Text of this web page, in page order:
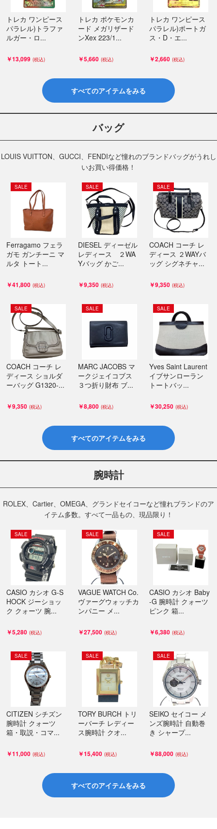
トレカ ワンピース
パラレル)トラファ
ルガー・ロ...
￥13,099
トレカ ポケモンカ
ード メガリザード
ンXex 223/1...
￥5,660
トレカ ワンピース
パラレル)ポートガ
ス・D・エ...
￥2,660
すべてのアイテムをみる
バッグ
LOUIS VUITTON、GUCCI、FENDIなど憧れのブランドバッグがうれし
いお買い得価格！
SALE
Ferragamo フェラ
ガモ ガンチーニ マ
ルタ トート...
￥41,800
SALE
DIESEL ディーゼル
レディース ２WA
Yバッグ かご...
￥9,350
SALE
COACH コーチ レ
ディース ２WAYバ
ッグ シグネチャ...
￥9,350
SALE
COACH コーチ レ
ディース ショルダ
ーバッグ G1320-...
￥9,350
SALE
MARC JACOBS マ
ークジェイコブス
３つ折り財布 ブ...
￥8,800
SALE
Yves Saint Laurent
イブサンローラン
トートバッ...
￥30,250
すべてのアイテムをみる
腕時計
ROLEX、Cartier、OMEGA、グランドセイコーなど憧れブランドのア
イテム多数。すべて一品もの、現品限り！
SALE
CASIO カシオ G-S
HOCK ジーショッ
ク クォーツ 腕...
￥5,280
SALE
VAGUE WATCH Co.
ヴァーグウォッチカ
ンパニー メ...
￥27,500
SALE
CASIO カシオ Baby
-G 腕時計 クォーツ
ピンク 箱...
￥6,380
SALE
CITIZEN シチズン
腕時計 クォーツ
箱・取説・コマ...
￥11,000
SALE
TORY BURCH トリ
ーバーチ レディー
ス腕時計 クオ...
￥15,400
SALE
SEIKO セイコー メ
ンズ腕時計 自動巻
き シャープ...
￥88,000
すべてのアイテムをみる